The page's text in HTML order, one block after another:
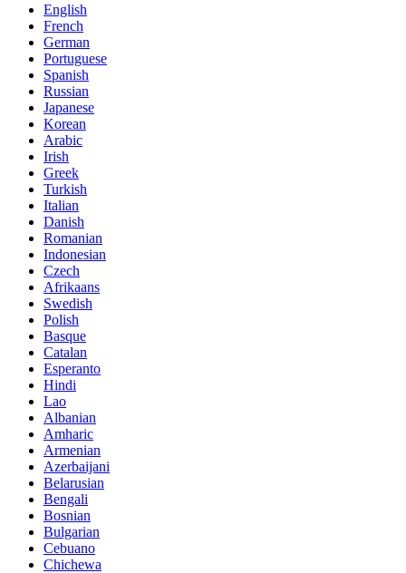
English
French
German
Portuguese
Spanish
Russian
Japanese
Korean
Arabic
Irish
Greek
Turkish
Italian
Danish
Romanian
Indonesian
Czech
Afrikaans
Swedish
Polish
Basque
Catalan
Esperanto
Hindi
Lao
Albanian
Amharic
Armenian
Azerbaijani
Belarusian
Bengali
Bosnian
Bulgarian
Cebuano
Chichewa